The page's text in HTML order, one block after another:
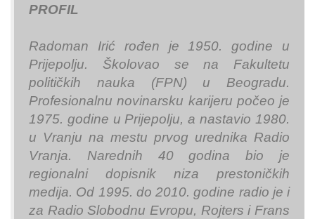
PROFIL
Radoman Irić rođen je 1950. godine u
Prijepolju. Školovao se na Fakultetu
političkih nauka (FPN) u Beogradu.
Profesionalnu novinarsku karijeru počeo je
1975. godine u Prijepolju, a nastavio 1980.
u Vranju na mestu prvog urednika Radio
Vranja. Narednih 40 godina bio je
regionalni dopisnik niza prestoničkih
medija. Od 1995. do 2010. godine radio je i
za Radio Slobodnu Evropu, Rojters i Frans